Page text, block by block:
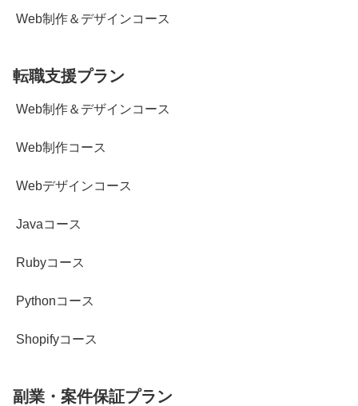
Web制作＆デザインコース
転職支援プラン
Web制作＆デザインコース
Web制作コース
Webデザインコース
Javaコース
Rubyコース
Pythonコース
Shopifyコース
副業・案件保証プラン